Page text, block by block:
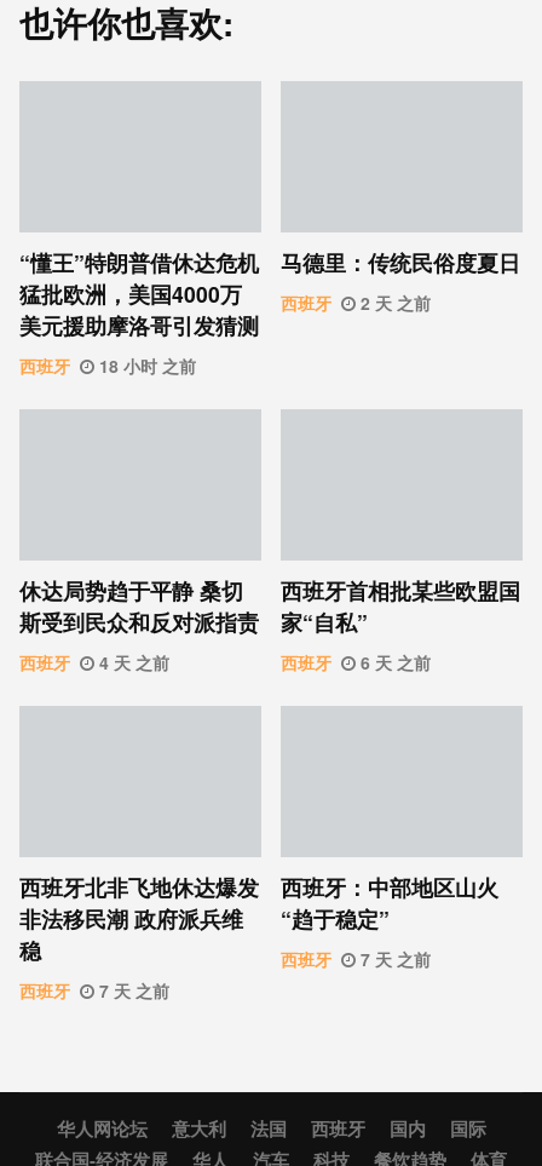
也许你也喜欢:
“懂王”特朗普借休达危机
猛批欧洲，美国4000万
美元援助摩洛哥引发猜测
西班牙 18 小时 之前
马德里：传统民俗度夏日
西班牙 2 天 之前
休达局势趋于平静 桑切
斯受到民众和反对派指责
西班牙 4 天 之前
西班牙首相批某些欧盟国
家“自私”
西班牙 6 天 之前
西班牙北非飞地休达爆发
非法移民潮 政府派兵维
稳
西班牙 7 天 之前
西班牙：中部地区山火
“趋于稳定”
西班牙 7 天 之前
华人网论坛 意大利 法国 西班牙 国内
国际
联合国-经济发展
华人 汽车 科技 餐饮趋势 体育